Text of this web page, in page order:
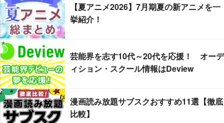
【夏アニメ2026】7月期夏の新アニメを一
挙紹介！
芸能界を志す10代～20代を応援！ オーデ
ィション・スクール情報はDeview
漫画読み放題サブスクおすすめ11選【徹底
比較】